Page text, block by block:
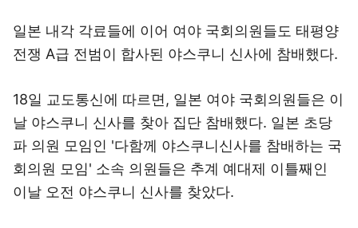
일본 내각 각료들에 이어 여야 국회의원들도 태평양
전쟁 A급 전범이 합사된 야스쿠니 신사에 참배했다.
18일 교도통신에 따르면, 일본 여야 국회의원들은 이
날 야스쿠니 신사를 찾아 집단 참배했다. 일본 초당
파 의원 모임인 '다함께 야스쿠니신사를 참배하는 국
회의원 모임' 소속 의원들은 추계 예대제 이틀째인
이날 오전 야스쿠니 신사를 찾았다.